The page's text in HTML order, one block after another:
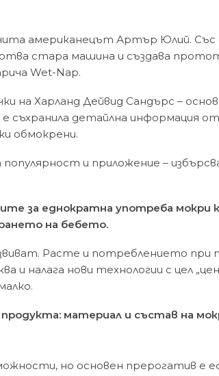
американецът Артър Юлий. Със
стара машина и създава
Wet-Nap.
на Харланд Дейвид Сандърс –
съхранила детайлна информация
обмокрени.
и приложение –
за еднократна употреба мокри
на бебето.
Расте и потреблението при
и налага нови технологии с цел
материал и състав на
но основен прерогатив е